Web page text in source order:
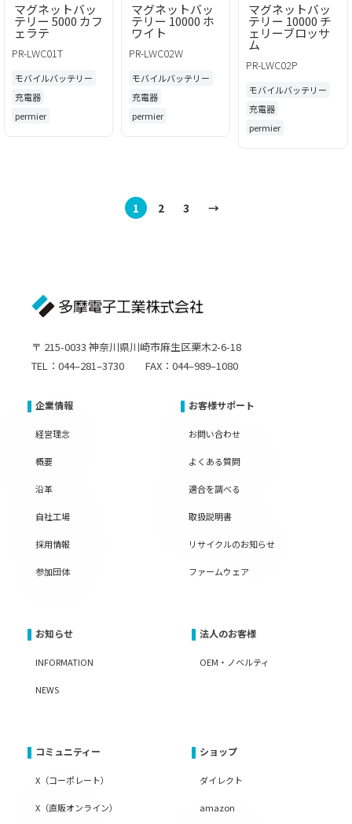
マグネットバッ
テリー 5000 カフ
ェラテ
PR-LWC01T
モバイルバッテリー
充電器
permier
マグネットバッ
テリー 10000 ホ
ワイト
PR-LWC02W
モバイルバッテリー
充電器
permier
マグネットバッ
テリー 10000 チ
ェリーブロッサ
ム
PR-LWC02P
モバイルバッテリー
充電器
permier
1 2 3 →
〒 215-0033 神奈川県川崎市麻生区栗木2-6-18
TEL：044–281–3730 FAX：044–989–1080
企業情報
経営理念
概要
沿革
自社工場
採用情報
参加団体
お客様サポート
お問い合わせ
よくある質問
適合を調べる
取扱説明書
リサイクルのお知らせ
ファームウェア
お知らせ
INFORMATION
NEWS
法人のお客様
OEM・ノベルティ
コミュニティー
X（コーポレート）
X（直販オンライン）
ショップ
ダイレクト
amazon